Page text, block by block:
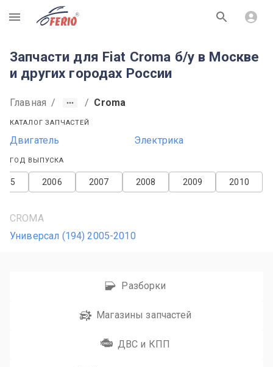
R
Запчасти для Fiat Croma б/у в Москве
и других городах России
Главная / / Croma
КАТАЛОГ ЗАПЧАСТЕЙ
Двигатель Электрика
ГОД ВЫПУСКА
2010
2009
2008
2007
2006
CROMA
Универсал (194) 2005-2010
Разборки
Магазины запчастей
ДВС и КПП